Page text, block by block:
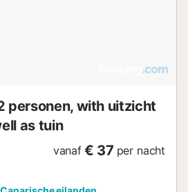
personen, with uitzicht
as tuin
vanaf € 37 per nacht